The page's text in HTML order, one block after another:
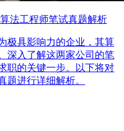
法工程师笔试真题解析
极具影响力的企业，其算
深入了解这两家公司的笔
职的关键一步。以下将对
题进行详细解析。